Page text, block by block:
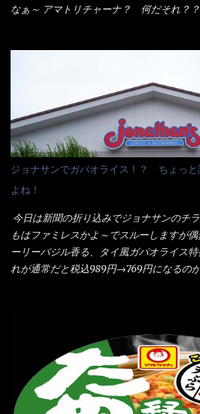
それなばらと冷蔵庫にあった、黒豆モヤシ
け、韮の葉の部分をドサッと乗せて調味油
うでしょう？ 見た目 Goodデザイン賞
イのHPを見ると・・・（引用） めんは、
ム製法で仕上げた、生めんに近い風味の
の旨味に数種類の唐辛子、ニンニクを加
れた醤油ベースのスープです。 調味油に
することに風味と辛さを引き立たせてい
全体に馴染ませるために、箸で麺と具を
ないかぁ～ モヤシが黒豆モヤシだから細
りづらい！（緑豆モヤシだと太くて熱加
だよ） それに細ストレート麺とモヤシが
韮の緑と卵の黄色も相まって・・・映える...
なぁ～ アマトリチャーナ？ 何だそれ？
ブン皿で焼いて、大凡の目安で小分けに
をよーく見たら表面のチーズの乗り具合
た・・・チーズに焦げ目が付いているの
ことをオススメします。（取り分け量に
ろう） 早速タバスコを振りかけて食べて
いよ！ 久しぶりだな～ホワイトソースと
感・・・懐かしい～ 今回ダイソーのカレ
みたら、これが凄くうまくすくえるんだ
当たりだね） 今回新作のグラタンを頂き
味しさとダイソーのカレースプーンの。
度認識できました。
ジョナサンでガパオライス！？ ちょっと
よね！
今日は新聞の折り込みでジョナサンのチ
もはファミレスかよ～でスルーしますが
ーリーバジル香る、タイ風ガパオライス
れが通常だと税込989円→769円になるの
に行っても同じメニュー同じ味のファミレ
近は、ステーキガストに試しに行ったぐ
くて） しかし最近のファミレスは合理化
ア担当は2人程度しか居ないんだよねぇ
ネル！！ 凄いよなぁ～ 20年位前は、フ